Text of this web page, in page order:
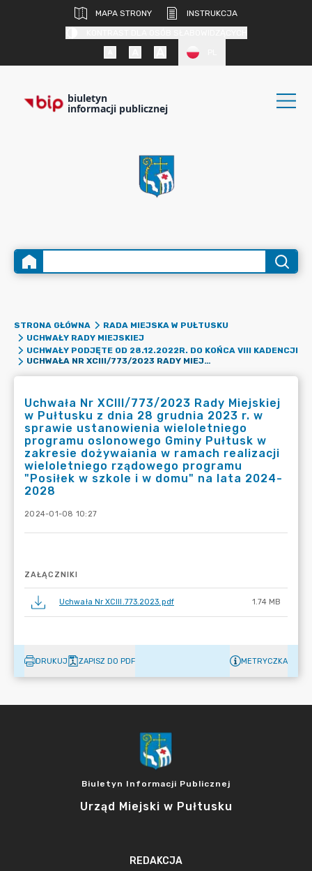
MAPA STRONY
INSTRUKCJA
biuletyn
informacji publicznej
STRONA GŁÓWNA
RADA MIEJSKA W PUŁTUSKU
UCHWAŁY RADY MIEJSKIEJ
UCHWAŁY PODJĘTE OD 28.12.2022R. DO KOŃCA VIII KADENCJI
UCHWAŁA NR XCIII/773/2023 RADY MIEJSKIEJ W PUŁTUSKU Z DNIA 28 GRUDNIA 2023 R. W SPRAWIE USTANOWIENIA WIELOLETNIEGO PROGRAMU OSLONOWEGO GMINY PUŁTUSK W ZAKRESIE DOŻYWAIANIA W RAMACH REALIZACJI WIELOLETNIEGO RZĄDOWEGO PROGRAMU "POSIŁEK W SZKOLE I W DOMU" NA LATA 2024-2028
Uchwała Nr XCIII/773/2023 Rady Miejskiej
w Pułtusku z dnia 28 grudnia 2023 r. w
sprawie ustanowienia wieloletniego
programu oslonowego Gminy Pułtusk w
zakresie dożywaiania w ramach realizacji
wieloletniego rządowego programu
"Posiłek w szkole i w domu" na lata 2024-
2028
2024-01-08 10:27
ZAŁĄCZNIKI
Uchwała Nr XCIII.773.2023.pdf 1.74 MB
DRUKUJ ZAPISZ DO PDF METRYCZKA
Biuletyn Informacji Publicznej
Urząd Miejski w Pułtusku
REDAKCJA